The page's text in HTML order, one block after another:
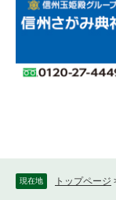
現在地 トップページ